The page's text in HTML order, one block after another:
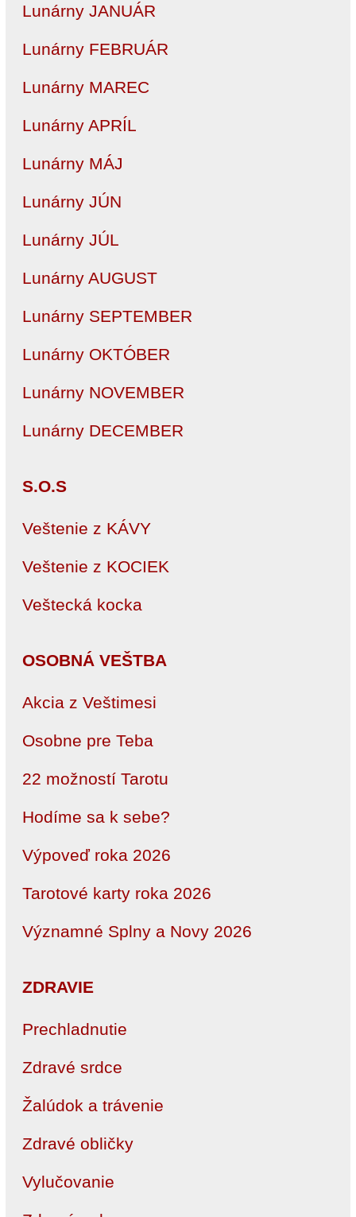
Lunárny JANUÁR
Lunárny FEBRUÁR
Lunárny MAREC
Lunárny APRÍL
Lunárny MÁJ
Lunárny JÚN
Lunárny JÚL
Lunárny AUGUST
Lunárny SEPTEMBER
Lunárny OKTÓBER
Lunárny NOVEMBER
Lunárny DECEMBER
S.O.S
Veštenie z KÁVY
Veštenie z KOCIEK
Veštecká kocka
OSOBNÁ VEŠTBA
Akcia z Veštimesi
Osobne pre Teba
22 možností Tarotu
Hodíme sa k sebe?
Výpoveď roka 2026
Tarotové karty roka 2026
Významné Splny a Novy 2026
ZDRAVIE
Prechladnutie
Zdravé srdce
Žalúdok a trávenie
Zdravé obličky
Vylučovanie